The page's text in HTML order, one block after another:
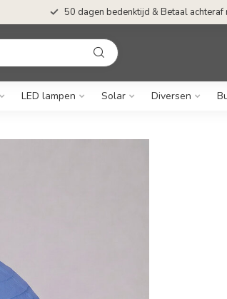
50 dagen bedenktijd & Betaal achteraf
LED lampen Solar Diversen